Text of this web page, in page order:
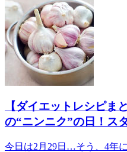
【ダイエットレシピま
の“ニンニク”の日！ス
今日は2月29日…そう、4年